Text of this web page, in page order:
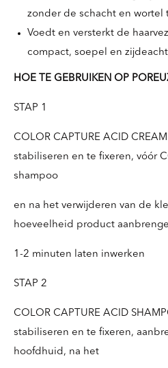
zonder de schacht en wortel
Voedt en versterkt de
compact, soepel en
HOE TE GEBRUIKEN OP
STAP 1
COLOR CAPTURE ACID
stabiliseren en te fixeren, vóór
shampoo
en na het verwijderen van de
hoeveelheid product
1-2 minuten laten inwerken
STAP 2
COLOR CAPTURE ACID
stabiliseren en te fixeren,
hoofdhuid, na het